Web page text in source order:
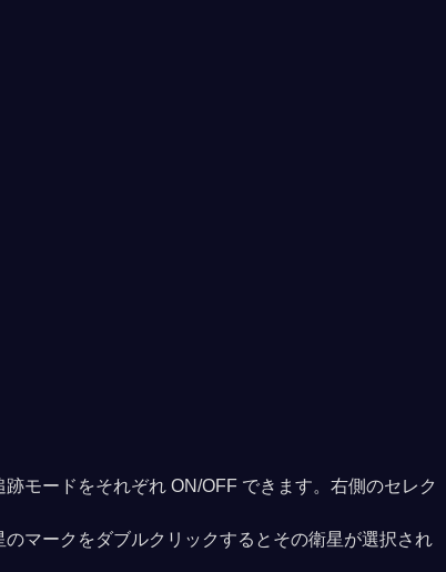
モードをそれぞれ ON/OFF できます。右側のセレク
マークをダブルクリックするとその衛星が選択され